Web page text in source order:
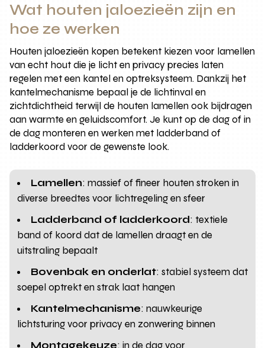
Wat houten jaloezieën zijn en
hoe ze werken
Houten jaloezieën kopen betekent kiezen voor lamellen
van echt hout die je licht en privacy precies laten
regelen met een kantel en optreksysteem. Dankzij het
kantelmechanisme bepaal je de lichtinval en
zichtdichtheid terwijl de houten lamellen ook bijdragen
aan warmte en geluidscomfort. Je kunt op de dag of in
de dag monteren en werken met ladderband of
ladderkoord voor de gewenste look.
Lamellen: massief of fineer houten stroken in
diverse breedtes voor lichtregeling en sfeer
Ladderband of ladderkoord: textiele
band of koord dat de lamellen draagt en de
uitstraling bepaalt
Bovenbak en onderlat: stabiel systeem dat
soepel optrekt en strak laat hangen
Kantelmechanisme: nauwkeurige
lichtsturing voor privacy en zonwering binnen
Montagekeuze: in de dag voor